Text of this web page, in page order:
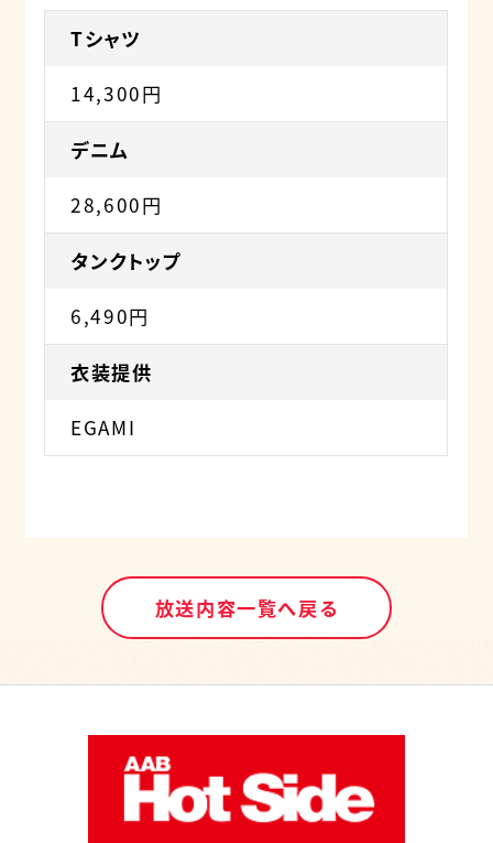
Tシャツ
14,300円
デニム
28,600円
タンクトップ
6,490円
衣装提供
EGAMI
放送内容一覧へ戻る